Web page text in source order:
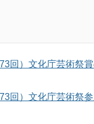
回）文化庁芸術祭
回）文化庁芸術祭